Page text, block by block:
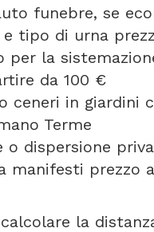
funebre, se
tipo di urna
per la
da 100 €
ceneri in
Terme
o dispersione
manifesti prezzo
la